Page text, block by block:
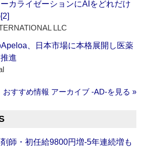
カライゼーションにAIをどれだけ
LLC
、日本市場に本格展開し医薬
進
おすすめ情報 アーカイブ ‐AD‐を見る »
師・初任給9800円増‐5年連続増も